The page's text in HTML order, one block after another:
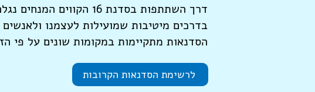
דרך השתתפות בסדנת
בדרכים מיטיבות שמועילות לעצמנו
הסדנאות מתקיימות במקומות שונים על פי
לרשימת הסדנאות הקרובות